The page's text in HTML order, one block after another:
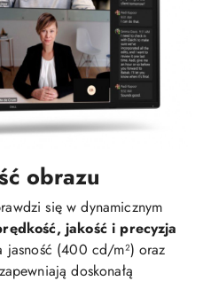
obrazu
się w dynamicznym
jakość i precyzja
jasność (400 cd/m²) oraz
doskonałą